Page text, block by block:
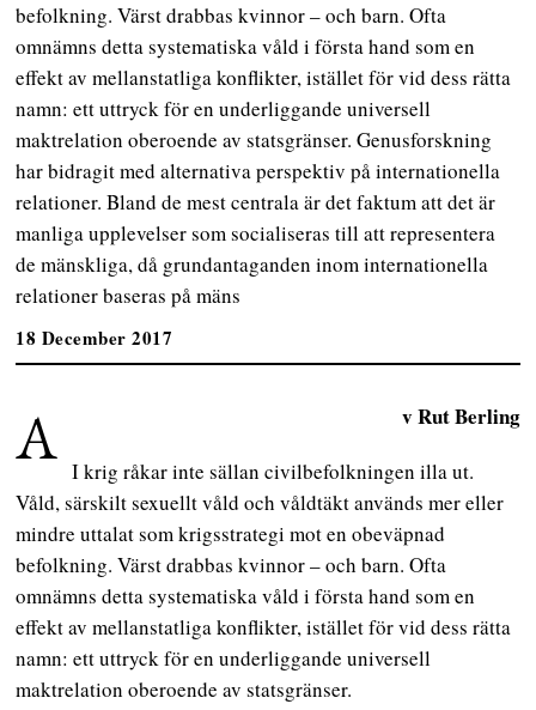
befolkning. Värst drabbas kvinnor – och barn. Ofta
omnämns detta systematiska våld i första hand som en
effekt av mellanstatliga konflikter, istället för vid dess rätta
namn: ett uttryck för en underliggande universell
maktrelation oberoende av statsgränser. Genusforskning
har bidragit med alternativa perspektiv på internationella
relationer. Bland de mest centrala är det faktum att det är
manliga upplevelser som socialiseras till att representera
de mänskliga, då grundantaganden inom internationella
relationer baseras på mäns
18 December 2017
A v Rut Berling
I krig råkar inte sällan civilbefolkningen illa ut.
Våld, särskilt sexuellt våld och våldtäkt används mer eller
mindre uttalat som krigsstrategi mot en obeväpnad
befolkning. Värst drabbas kvinnor – och barn. Ofta
omnämns detta systematiska våld i första hand som en
effekt av mellanstatliga konflikter, istället för vid dess rätta
namn: ett uttryck för en underliggande universell
maktrelation oberoende av statsgränser.